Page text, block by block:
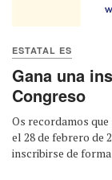
ESTATAL ES
Gana una
Congreso
Os recordamos
el 28 de febrero de
inscribirse de